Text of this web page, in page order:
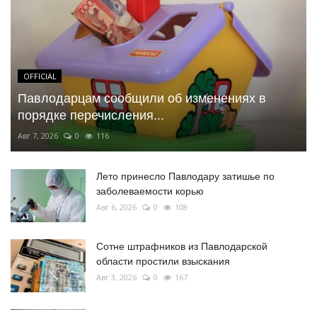
OFFICIAL
Павлодарцам сообщили об изменениях в
порядке перечисления...
Авг 7, 2026 0 116
Лето принесло Павлодару затишье по
заболеваемости корью
Авг 6, 2026 0 108
Сотне штрафников из Павлодарской
области простили взыскания
Авг 3, 2026 0 167